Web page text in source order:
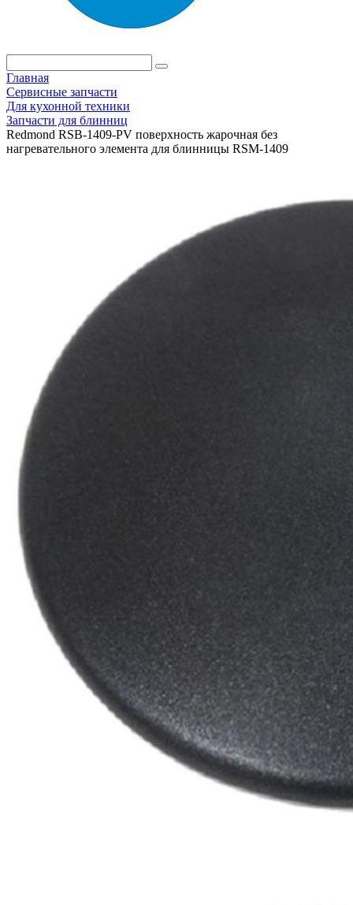
Главная
Сервисные запчасти
Для кухонной техники
Запчасти для блинниц
Redmond RSB-1409-PV поверхность жарочная без
нагревательного элемента для блинницы RSM-1409